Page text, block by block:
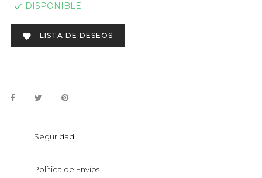
 DISPONIBLE
 LISTA DE DESEOS
Seguridad
Política de Envíos